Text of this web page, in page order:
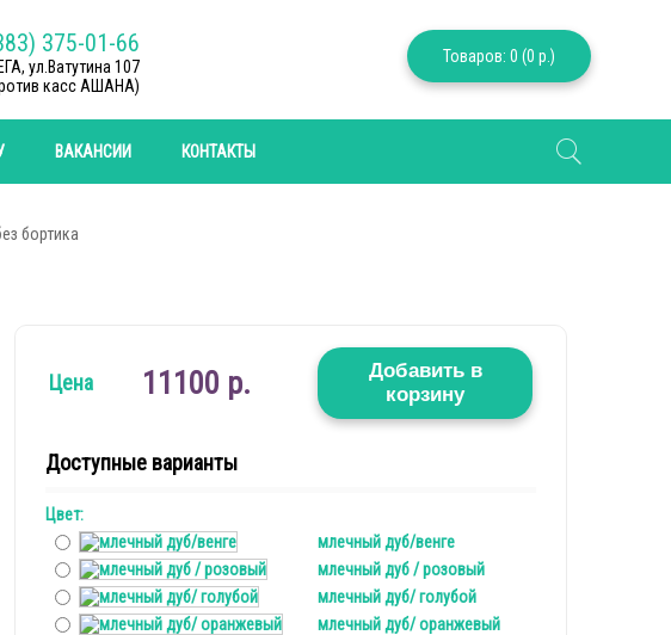
Товаров: 0 (0 р.)
375-01-66
ул.Ватутина 107
касс АШАНА)
ВАКАНСИИ КОНТАКТЫ
бортика
Цена 11100 р.
Добавить в
корзину
Доступные варианты
Цвет:
млечный дуб/венге
млечный дуб / розовый
млечный дуб/ голубой
млечный дуб/ оранжевый